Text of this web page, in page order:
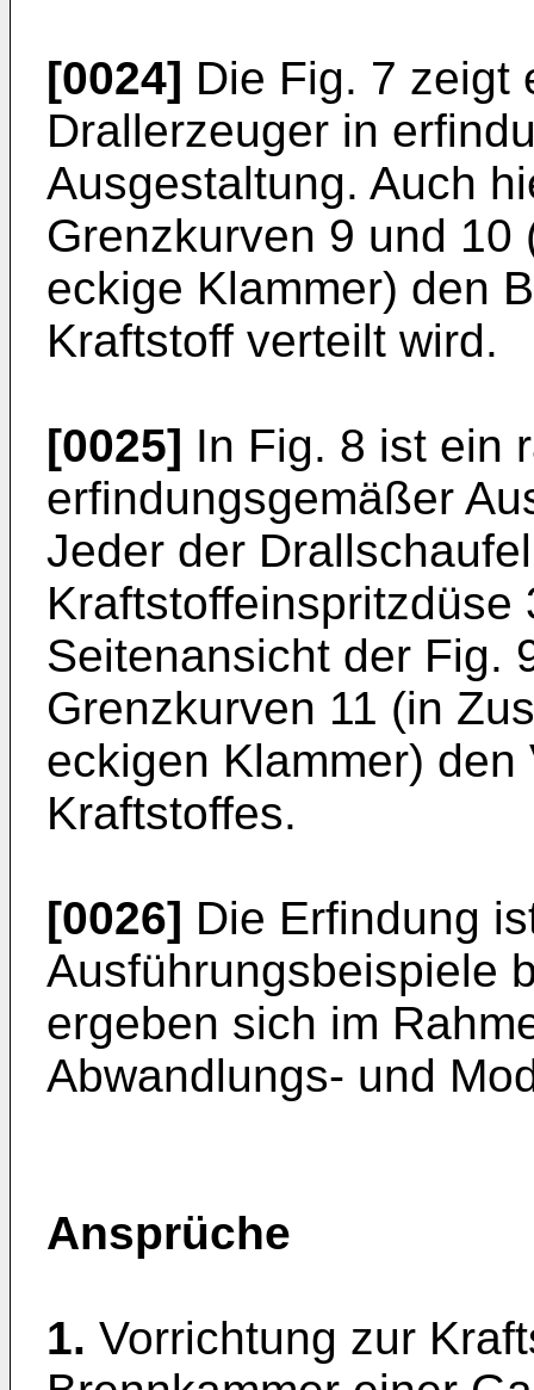
[0024] Die Fig. 7 zeigt
Drallerzeuger in
Ausgestaltung. Auch
Grenzkurven 9 und
eckige Klammer) den
Kraftstoff verteilt wird.
[0025] In Fig. 8 ist ein
erfindungsgemäßer
Jeder der
Seitenansicht der Fig.
Grenzkurven 11 (in
eckigen Klammer)
Kraftstoffes.
[0026] Die Erfindung
Ausführungsbeispiele
ergeben sich im
Abwandlungs- und
Ansprüche
1. Vorrichtung zur